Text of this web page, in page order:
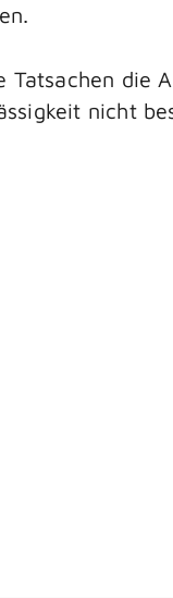
die
nicht